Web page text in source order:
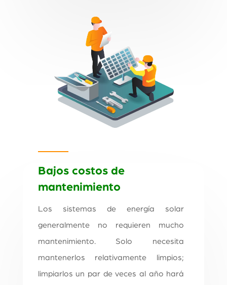
Bajos costos de
mantenimiento
Los sistemas de energía solar
generalmente no requieren mucho
mantenimiento. Solo necesita
mantenerlos relativamente limpios;
limpiarlos un par de veces al año hará